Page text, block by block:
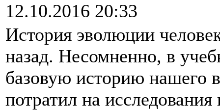
12.10.2016 20:33
История эволюции
назад. Несомненно, в
базовую историю нашего
потратил на